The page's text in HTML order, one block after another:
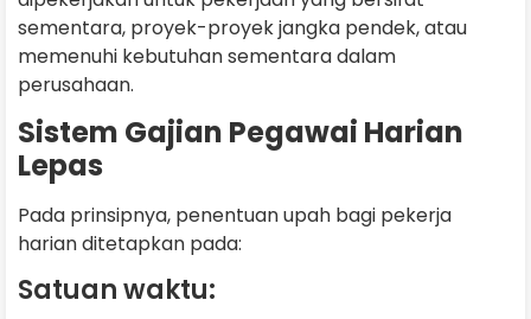
sementara, proyek-proyek jangka pendek, atau
memenuhi kebutuhan sementara dalam
perusahaan.
Sistem Gajian Pegawai Harian
Lepas
Pada prinsipnya, penentuan upah bagi pekerja
harian ditetapkan pada:
Satuan waktu: